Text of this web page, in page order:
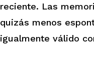
reciente. Las
quizás menos
igualmente válido